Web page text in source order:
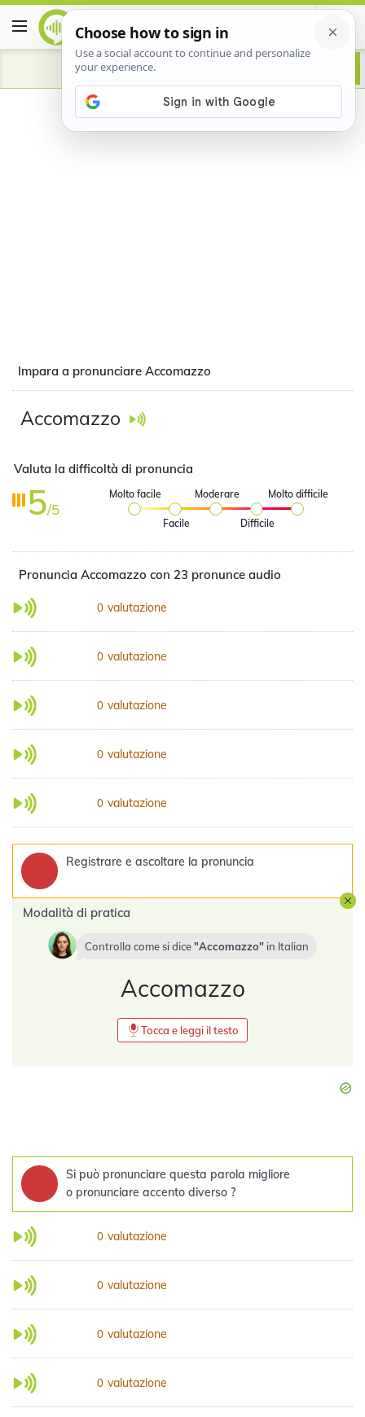
Advertisement
Impara a pronunciare Accomazzo
Accomazzo
Valuta la difficoltà di pronuncia
5/5
Molto facile
Facile
Moderare
Difficile
Molto difficile
Pronuncia Accomazzo con 23 pronunce audio
0 valutazione
0 valutazione
0 valutazione
0 valutazione
0 valutazione
Registrare e ascoltare la pronuncia
Modalità di pratica
Controlla come si dice Accomazzo in Italian
Accomazzo
Tocca e leggi il testo
Si può pronunciare questa parola migliore
o pronunciare accento diverso ?
0 valutazione
0 valutazione
0 valutazione
0 valutazione